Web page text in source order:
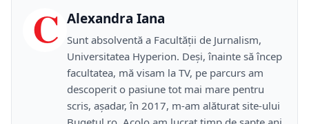
C Alexandra Iana
Sunt absolventă a Facultății de Jurnalism,
Universitatea Hyperion. Deși, înainte să încep
facultatea, mă visam la TV, pe parcurs am
descoperit o pasiune tot mai mare pentru
scris, așadar, în 2017, m-am alăturat site-ului